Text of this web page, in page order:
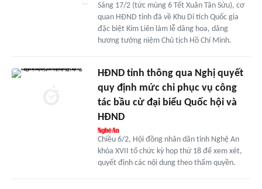
Sáng 17/2 (tức mùng 6 Tết Xuân Tân Sửu), cơ
quan HĐND tỉnh đã về Khu Di tích Quốc gia
đặc biệt Kim Liên làm lễ dâng hoa, dâng
hương tưởng niệm Chủ tịch Hồ Chí Minh.
HĐND tỉnh thông qua Nghị quyết
quy định mức chi phục vụ công
tác bầu cử đại biểu Quốc hội và
HĐND
Chiều 6/2, Hội đồng nhân dân tỉnh Nghệ An
khóa XVII tổ chức kỳ họp thứ 18 để xem xét,
quyết định các nội dung theo thẩm quyền.